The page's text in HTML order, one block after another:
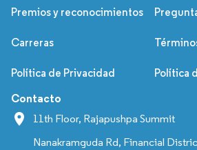
Premios y reconocimientos
Carreras
Política de Privacidad Política
Contacto
11th Floor, Rajapushpa Summit
Nanakramguda Rd, Financial